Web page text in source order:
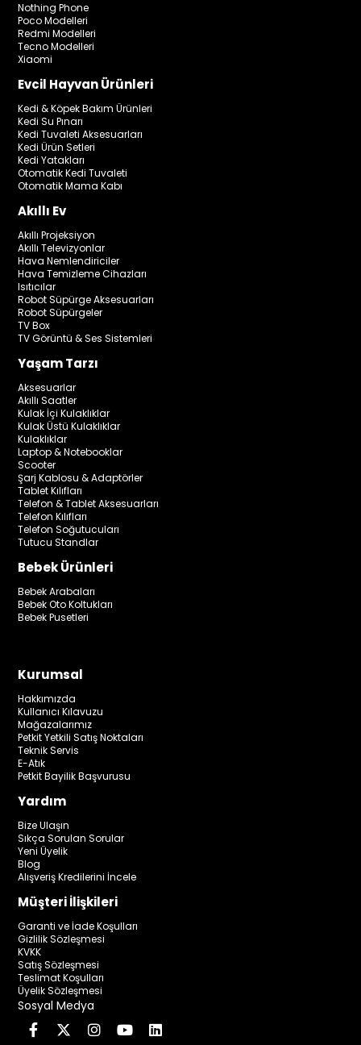
Nothing Phone
Poco Modelleri
Redmi Modelleri
Tecno Modelleri
Xiaomi
Evcil Hayvan Ürünleri
Kedi & Köpek Bakım Ürünleri
Kedi Su Pınarı
Kedi Tuvaleti Aksesuarları
Kedi Ürün Setleri
Kedi Yatakları
Otomatik Kedi Tuvaleti
Otomatik Mama Kabı
Akıllı Ev
Akıllı Projeksiyon
Akıllı Televizyonlar
Hava Nemlendiriciler
Hava Temizleme Cihazları
Isıtıcılar
Robot Süpürge Aksesuarları
Robot Süpürgeler
TV Box
TV Görüntü & Ses Sistemleri
Yaşam Tarzı
Aksesuarlar
Akıllı Saatler
Kulak İçi Kulaklıklar
Kulak Üstü Kulaklıklar
Kulaklıklar
Laptop & Notebooklar
Scooter
Şarj Kablosu & Adaptörler
Tablet Kılıfları
Telefon & Tablet Aksesuarları
Telefon Kılıfları
Telefon Soğutucuları
Tutucu Standlar
Bebek Ürünleri
Bebek Arabaları
Bebek Oto Koltukları
Bebek Pusetleri
Kurumsal
Hakkımızda
Kullanıcı Kılavuzu
Mağazalarımız
Petkit Yetkili Satış Noktaları
Teknik Servis
E-Atık
Petkit Bayilik Başvurusu
Yardım
Bize Ulaşın
Sıkça Sorulan Sorular
Yeni Üyelik
Blog
Alışveriş Kredilerini İncele
Müşteri İlişkileri
Garanti ve İade Koşulları
Gizlilik Sözleşmesi
KVKK
Satış Sözleşmesi
Teslimat Koşulları
Üyelik Sözleşmesi
Sosyal Medya